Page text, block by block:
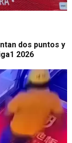
dos puntos y
2026